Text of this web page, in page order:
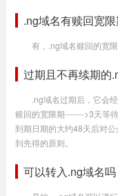
.ng域名有赎回宽限
有，.ng域名赎回的宽限
过期且不再续期的
.ng域名过期后，它会
赎回的宽限期------->3天等
到期日期的大约48天后对
到先得的原则。
可以转入.ng域名